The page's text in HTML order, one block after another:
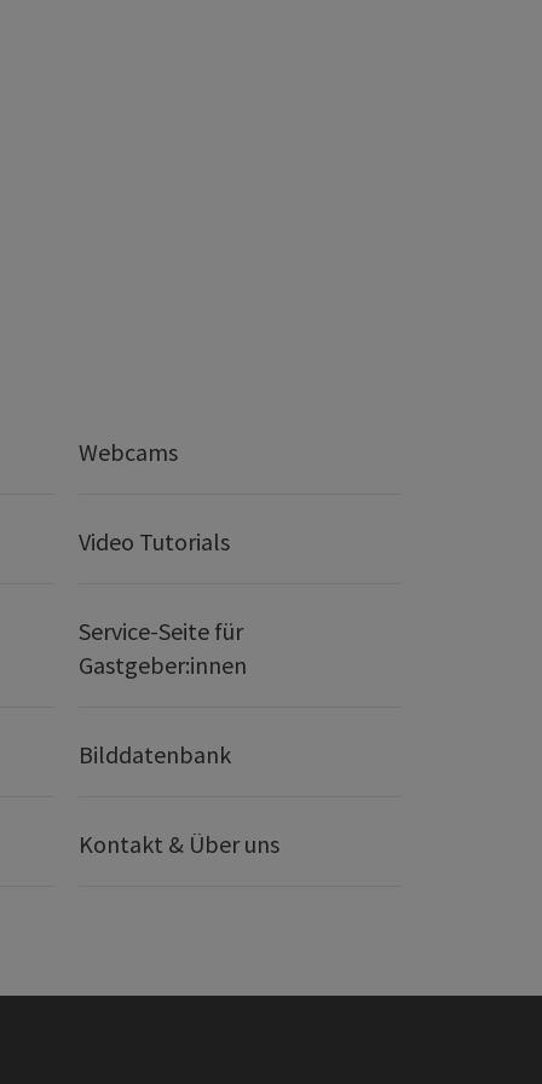
Webcams
Video Tutorials
Service-Seite für
Gastgeber:innen
Bilddatenbank
Kontakt & Über uns